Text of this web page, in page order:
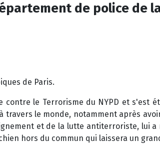
de police de
de Paris.
le Terrorisme du NYPD et s'est
le monde, notamment après
et de la lutte antiterroriste, lui
hors du commun qui laissera un